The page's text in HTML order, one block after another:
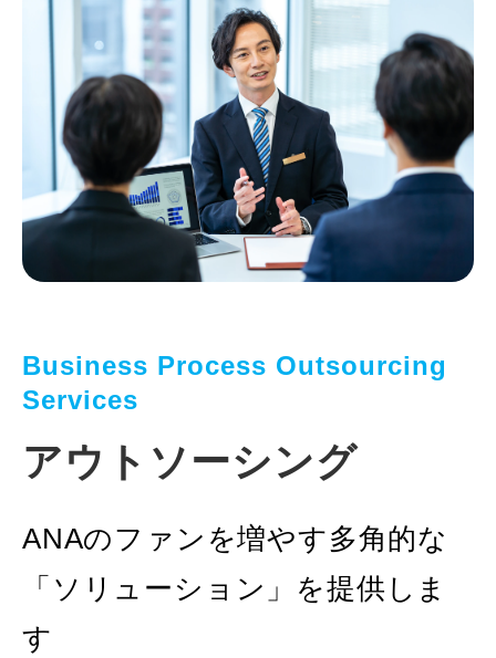
Business Process Outsourcing
Services
アウトソーシング
ANAのファンを増やす多角的な
「ソリューション」を提供しま
す